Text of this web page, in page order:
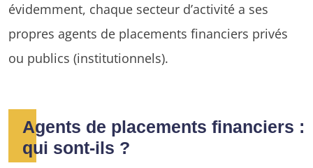
évidemment, chaque secteur d’activité a ses
propres agents de placements financiers privés
ou publics (institutionnels).
Agents de placements financiers :
qui sont-ils ?